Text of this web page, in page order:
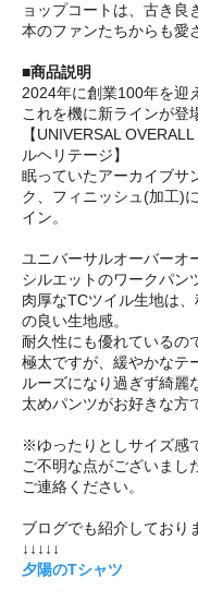
ョップコートは、古き良
本のファンたちからも愛
■商品説明
2024年に創業100年を迎
これを機に新ラインが登
【UNIVERSAL
ルヘリテージ】
眠っていたアーカイブサ
ク、フィニッシュ(加工)
イン。
ユニバーサルオーバーオ
シルエットのワークパン
肉厚なTCツイル生地は
の良い生地感。
耐久性にも優れているの
極太ですが、緩やかなテ
ルーズになり過ぎず綺麗
太めパンツがお好きな方
※ゆったりとしサイズ感
ご不明な点がございまし
ご連絡ください。
ブログでも紹介しており
↓↓↓↓↓
夕陽のTシャツ